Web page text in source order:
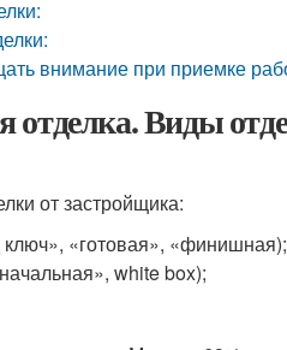
внимание при приемке
отделка. Виды
от застройщика:
«готовая», «финишная);
white box);